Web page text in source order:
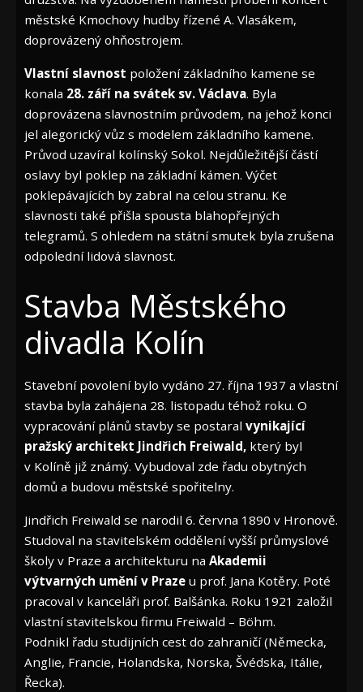
městské Kmochovy hudby řízené A. Vlasákem,
doprovázený ohňostrojem.
Vlastní slavnost položení základního kamene se
konala 28. září na svátek sv. Václava. Byla
doprovázena slavnostním průvodem, na jehož konci
jel alegorický vůz s modelem základního kamene.
Průvod uzavíral kolínský Sokol. Nejdůležitější částí
oslavy byl poklep na základní kámen. Výčet
poklepávajících by zabral na celou stranu. Ke
slavnosti také přišla spousta blahopřejných
telegramů. S ohledem na státní smutek byla zrušena
odpolední lidová slavnost.
Stavba Městského
divadla Kolín
Stavební povolení bylo vydáno 27. října 1937 a vlastní
stavba byla zahájena 28. listopadu téhož roku. O
vypracování plánů stavby se postaral vynikající
pražský architekt Jindřich Freiwald, který byl
v Kolíně již známý. Vybudoval zde řadu obytných
domů a budovu městské spořitelny.
Jindřich Freiwald se narodil 6. června 1890 v Hronově.
Studoval na stavitelském oddělení vyšší průmyslové
školy v Praze a architekturu na Akademii
výtvarných umění v Praze u prof. Jana Kotěry. Poté
pracoval v kanceláři prof. Balšánka. Roku 1921 založil
vlastní stavitelskou firmu Freiwald – Böhm.
Podnikl řadu studijních cest do zahraničí (Německa,
Anglie, Francie, Holandska, Norska, Švédska, Itálie,
Řecka).